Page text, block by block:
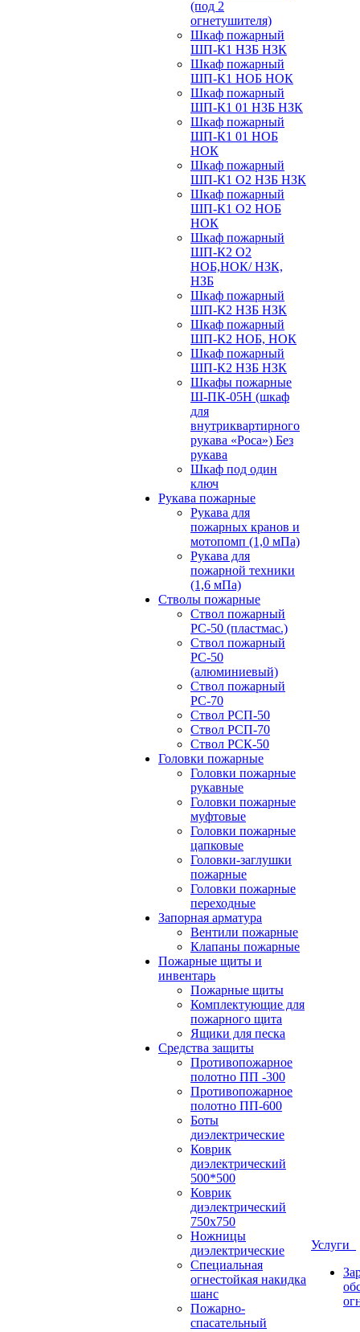
(под 2
огнетушителя)
Шкаф пожарный
ШП-К1 НЗБ НЗК
Шкаф пожарный
ШП-К1 НОБ НОК
Шкаф пожарный
ШП-К1 01 НЗБ НЗК
Шкаф пожарный
ШП-К1 01 НОБ
НОК
Шкаф пожарный
ШП-К1 О2 НЗБ НЗК
Шкаф пожарный
ШП-К1 О2 НОБ
НОК
Шкаф пожарный
ШП-К2 О2
НОБ,НОК/ НЗК,
НЗБ
Шкаф пожарный
ШП-К2 НЗБ НЗК
Шкаф пожарный
ШП-К2 НОБ, НОК
Шкаф пожарный
ШП-К2 НЗБ НЗК
Шкафы пожарные
Ш-ПК-05Н (шкаф
для
внутриквартирного
рукава «Роса») Без
рукава
Шкаф под один
ключ
Рукава пожарные
Рукава для
пожарных кранов и
мотопомп (1,0 мПа)
Рукава для
пожарной техники
(1,6 мПа)
Стволы пожарные
Ствол пожарный
РС-50 (пластмас.)
Ствол пожарный
РС-50
(алюминиевый)
Ствол пожарный
РС-70
Ствол РСП-50
Ствол РСП-70
Ствол РСК-50
Головки пожарные
Головки пожарные
рукавные
Головки пожарные
муфтовые
Головки пожарные
цапковые
Головки-заглушки
пожарные
Головки пожарные
переходные
Запорная арматура
Вентили пожарные
Клапаны пожарные
Пожарные щиты и
инвентарь
Пожарные щиты
Комплектующие для
пожарного щита
Ящики для песка
Средства защиты
Противопожарное
полотно ПП -300
Противопожарное
полотно ПП-600
Боты
диэлектрические
Коврик
диэлектрический
500*500
Коврик
диэлектрический
750х750
Ножницы
диэлектрические
Специальная
огнестойкая накидка
шанс
Пожарно-
спасательный
Услуги